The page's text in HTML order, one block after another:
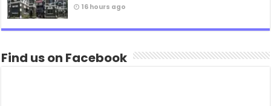
16 hours ago
Find us on Facebook